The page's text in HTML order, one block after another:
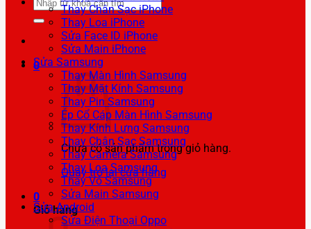
kiếm:
0
Chưa có sản phẩm trong giỏ hàng.
Quay trở lại cửa hàng
0
Giỏ hàng
Thay Chân Sạc iPhone
Thay Loa iPhone
Sửa Face ID iPhone
Sửa Main iPhone
Sửa Samsung
Thay Màn Hình Samsung
Thay Mặt Kính Samsung
Thay Pin Samsung
Ép Cổ Cáp Màn Hình Samsung
Thay Kính Lưng Samsung
Thay Chân Sạc Samsung
Thay Camera Samsung
Thay Loa Samsung
Thay Vỏ Samsung
Sửa Main Samsung
Sửa Android
Sửa Điện Thoại Oppo